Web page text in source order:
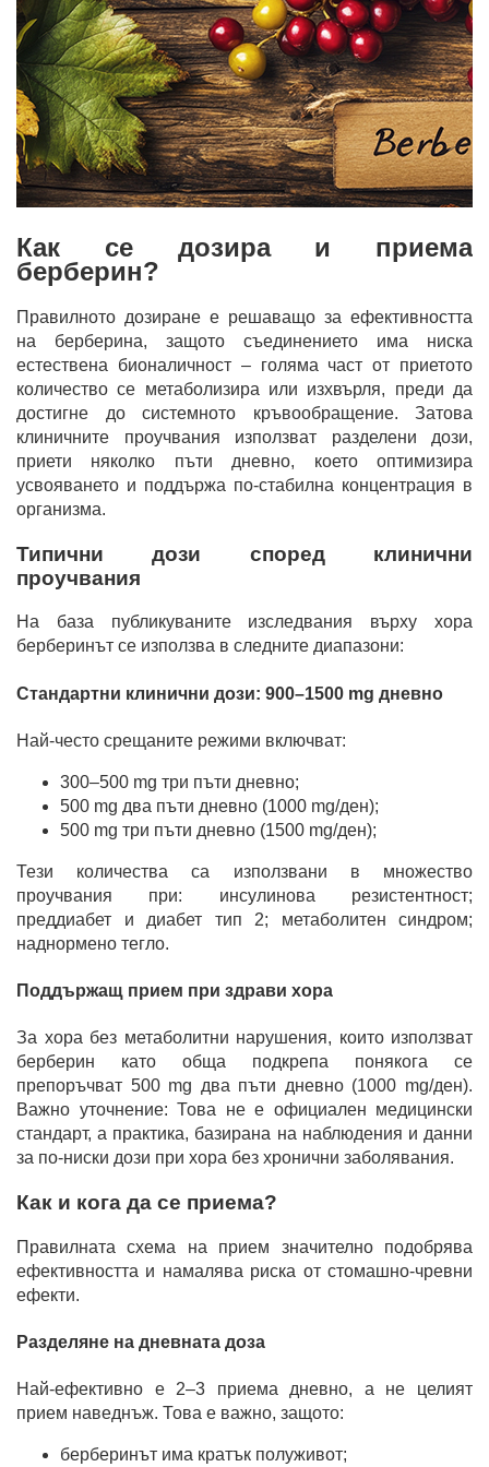
Как се дозира и приема
берберин?
Правилното дозиране е решаващо за ефективността
на берберина, защото съединението има ниска
естествена бионаличност – голяма част от приетото
количество се метаболизира или изхвърля, преди да
достигне до системното кръвообращение. Затова
клиничните проучвания използват разделени дози,
приети няколко пъти дневно, което оптимизира
усвояването и поддържа по-стабилна концентрация в
организма.
Типични дози според клинични
проучвания
На база публикуваните изследвания върху хора
берберинът се използва в следните диапазони:
Стандартни клинични дози: 900–1500 mg дневно
Най-често срещаните режими включват:
300–500 mg три пъти дневно;
500 mg два пъти дневно (1000 mg/ден);
500 mg три пъти дневно (1500 mg/ден);
Тези количества са използвани в множество
проучвания при: инсулинова резистентност;
преддиабет и диабет тип 2; метаболитен синдром;
наднормено тегло.
Поддържащ прием при здрави хора
За хора без метаболитни нарушения, които използват
берберин като обща подкрепа понякога се
препоръчват 500 mg два пъти дневно (1000 mg/ден).
Важно уточнение: Това не е официален медицински
стандарт, а практика, базирана на наблюдения и данни
за по-ниски дози при хора без хронични заболявания.
Как и кога да се приема?
Правилната схема на прием значително подобрява
ефективността и намалява риска от стомашно-чревни
ефекти.
Разделяне на дневната доза
Най-ефективно е 2–3 приема дневно, а не целият
прием наведнъж. Това е важно, защото:
берберинът има кратък полуживот;